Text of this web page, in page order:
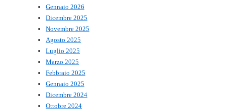
Gennaio 2026
Dicembre 2025
Novembre 2025
Agosto 2025
Luglio 2025
Marzo 2025
Febbraio 2025
Gennaio 2025
Dicembre 2024
Ottobre 2024